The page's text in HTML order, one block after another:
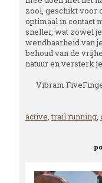
zool, geschikt voor
optimaal in contact
sneller, wat zowel
wendbaarheid van
behoud van de
natuur en versterk
Vibram
active,trail running,